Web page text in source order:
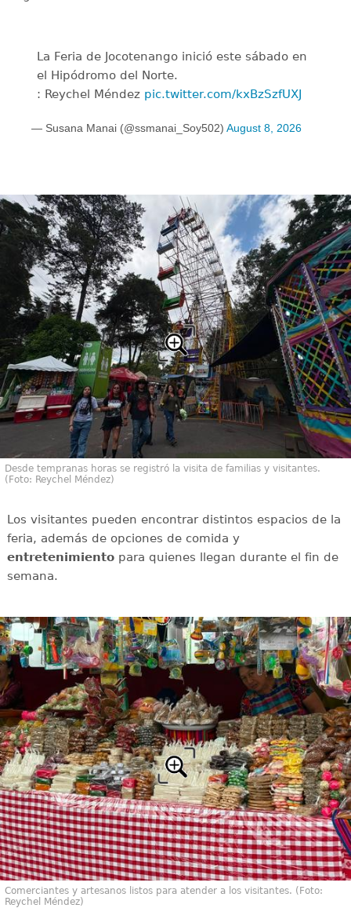
La Feria de Jocotenango inició este sábado en
el Hipódromo del Norte.
: Reychel Méndez pic.twitter.com/kxBzSzfUXJ
— Susana Manai (@ssmanai_Soy502) August 8, 2026
Desde tempranas horas se registró la visita de familias y visitantes.
(Foto: Reychel Méndez)
Los visitantes pueden encontrar distintos espacios de la
feria, además de opciones de comida y
entretenimientopara quienes llegan durante el fin de
semana.
Comerciantes y artesanos listos para atender a los visitantes. (Foto:
Reychel Méndez)